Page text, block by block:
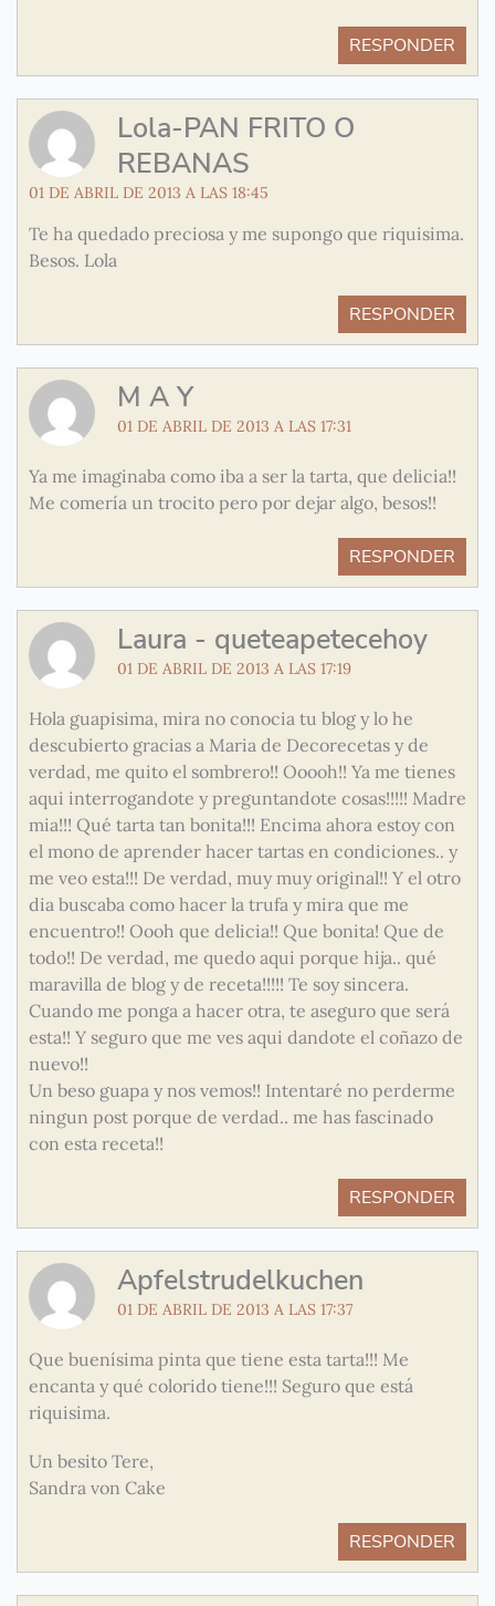
RESPONDER
Lola-PAN FRITO O
REBANAS
01 DE ABRIL DE 2013 A LAS 18:45
Te ha quedado preciosa y me supongo que riquisima.
Besos. Lola
RESPONDER
M A Y
01 DE ABRIL DE 2013 A LAS 17:31
Ya me imaginaba como iba a ser la tarta, que delicia!!
Me comería un trocito pero por dejar algo, besos!!
RESPONDER
Laura - queteapetecehoy
01 DE ABRIL DE 2013 A LAS 17:19
Hola guapisima, mira no conocia tu blog y lo he
descubierto gracias a Maria de Decorecetas y de
verdad, me quito el sombrero!! Ooooh!! Ya me tienes
aqui interrogandote y preguntandote cosas!!!!! Madre
mia!!! Qué tarta tan bonita!!! Encima ahora estoy con
el mono de aprender hacer tartas en condiciones.. y
me veo esta!!! De verdad, muy muy original!! Y el otro
dia buscaba como hacer la trufa y mira que me
encuentro!! Oooh que delicia!! Que bonita! Que de
todo!! De verdad, me quedo aqui porque hija.. qué
maravilla de blog y de receta!!!!! Te soy sincera.
Cuando me ponga a hacer otra, te aseguro que será
esta!! Y seguro que me ves aqui dandote el coñazo de
nuevo!!
Un beso guapa y nos vemos!! Intentaré no perderme
ningun post porque de verdad.. me has fascinado
con esta receta!!
RESPONDER
Apfelstrudelkuchen
01 DE ABRIL DE 2013 A LAS 17:37
Que buenísima pinta que tiene esta tarta!!! Me
encanta y qué colorido tiene!!! Seguro que está
riquisima.
Un besito Tere,
Sandra von Cake
RESPONDER